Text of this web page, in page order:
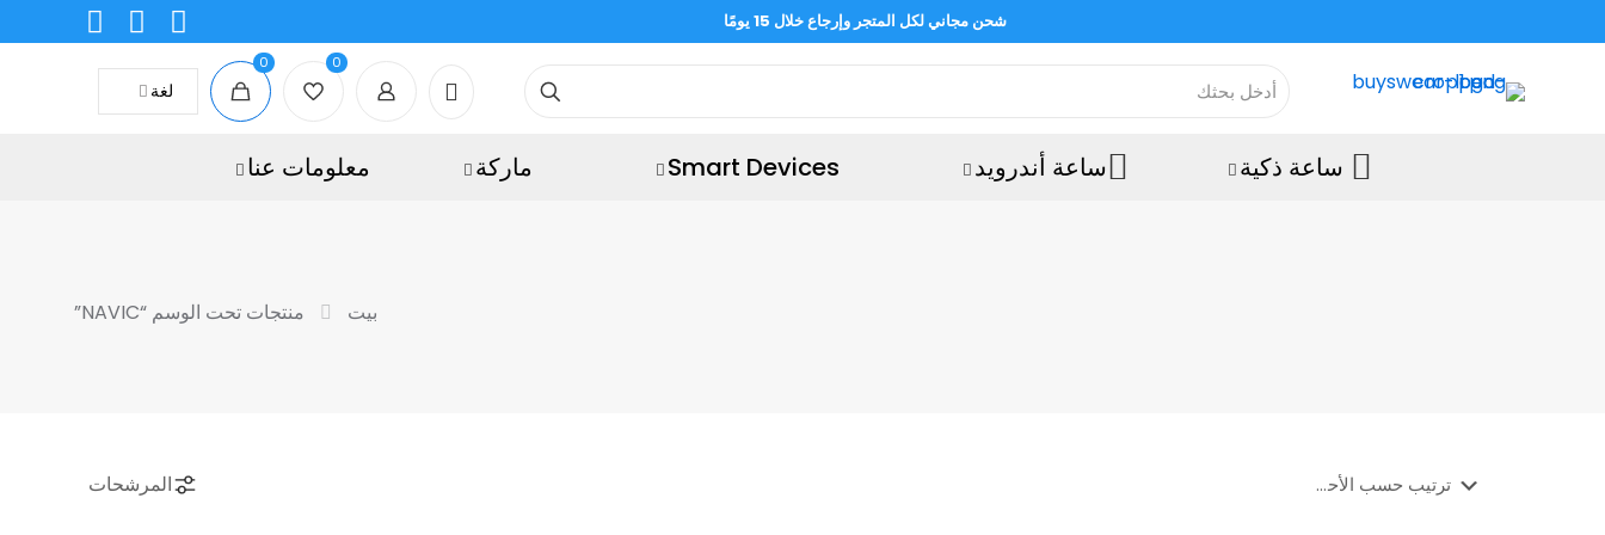
شحن مجاني لكل المتجر وإرجاع خلال 15 يومًا
0
0
لغة
ساعة ذكية ساعة أندرويد Smart Devices ماركة معلومات عنا
بيت منتجات تحت الوسم “NAVIC”
المرشحات